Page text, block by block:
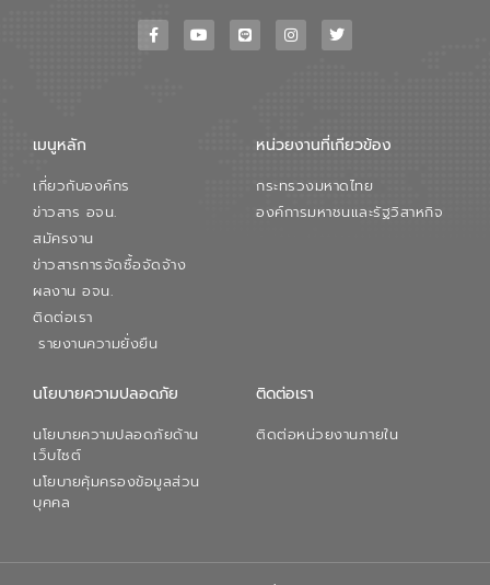
เมนูหลัก
เกี่ยวกับองค์กร
ข่าวสาร อจน.
สมัครงาน
ข่าวสารการจัดซื้อจัดจ้าง
ผลงาน อจน.
ติดต่อเรา
รายงานความยั่งยืน
หน่วยงานที่เกียวข้อง
กระทรวงมหาดไทย
องค์การมหาชนและรัฐวิสาหกิจ
นโยบายความปลอดภัย
นโยบายความปลอดภัยด้าน
เว็บไซต์
นโยบายคุ้มครองข้อมูลส่วน
บุคคล
ติดต่อเรา
ติดต่อหน่วยงานภายใน